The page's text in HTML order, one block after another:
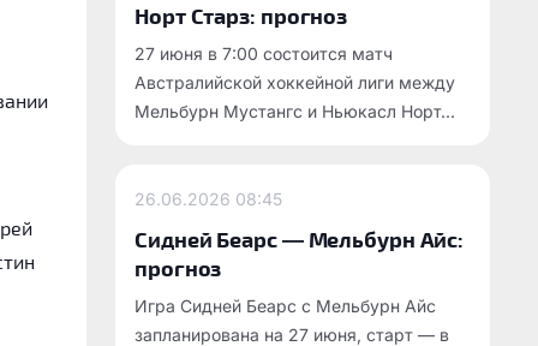
Норт Старз: прогноз
27 июня в 7:00 состоится матч
Австралийской хоккейной лиги между
Мельбурн Мустангс и Ньюкасл Норт...
26.06.2026 08:45
Сидней Беарс — Мельбурн Айс:
прогноз
Игра Сидней Беарс с Мельбурн Айс
запланирована на 27 июня, старт — в